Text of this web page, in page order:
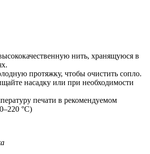
нить, хранящуюся в
протяжку, чтобы очистить сопло.
насадку или при необходимости
печати в рекомендуемом
°C)